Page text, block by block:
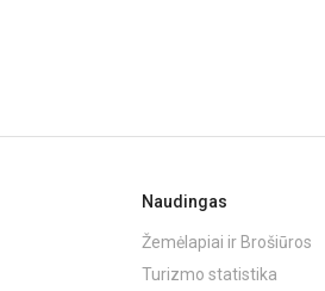
Naudingas
Žemėlapiai ir Brošiūros
Turizmo statistika